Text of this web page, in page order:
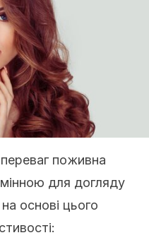
поживна
для догляду
основі цього